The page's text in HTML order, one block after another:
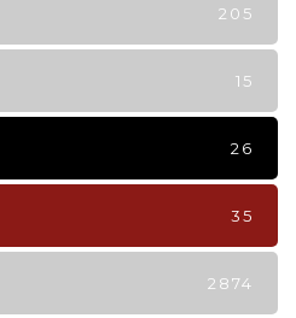
205
15
26
35
2874